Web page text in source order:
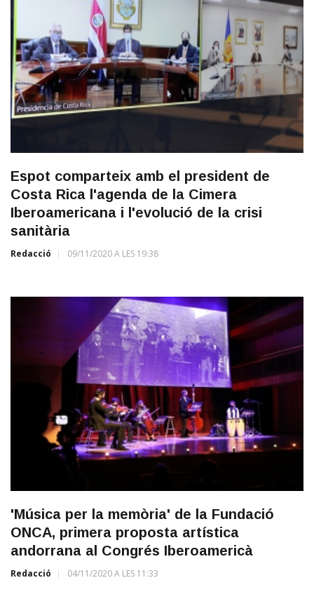
Espot comparteix amb el president de
Costa Rica l'agenda de la Cimera
Iberoamericana i l'evolució de la crisi
sanitària
Redacció 09/11/2020 A LES 19:38
'Música per la memòria' de la Fundació
ONCA, primera proposta artística
andorrana al Congrés Iberoamericà
Redacció 04/11/2020 A LES 11:33